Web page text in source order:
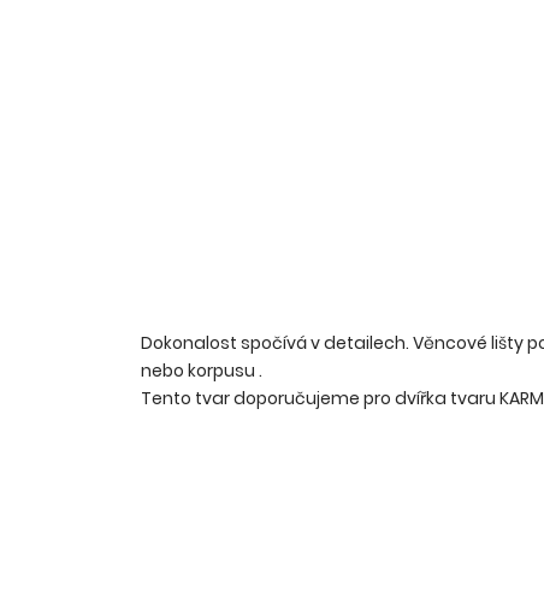
Dokonalost spočívá v detailech. Věncové lišty
nebo korpusu .
Tento tvar doporučujeme pro dvířka tvaru KARMEN,